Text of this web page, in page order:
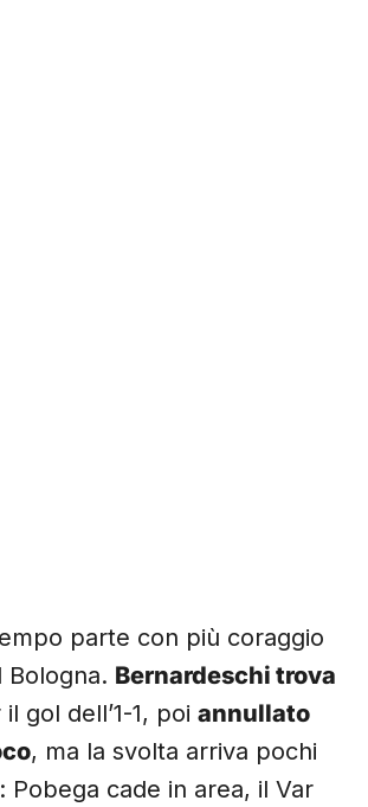
parte con più coraggio
Bologna. Bernardeschi trova
gol dell’1-1, poi annullato
, ma la svolta arriva pochi
Pobega cade in area, il Var